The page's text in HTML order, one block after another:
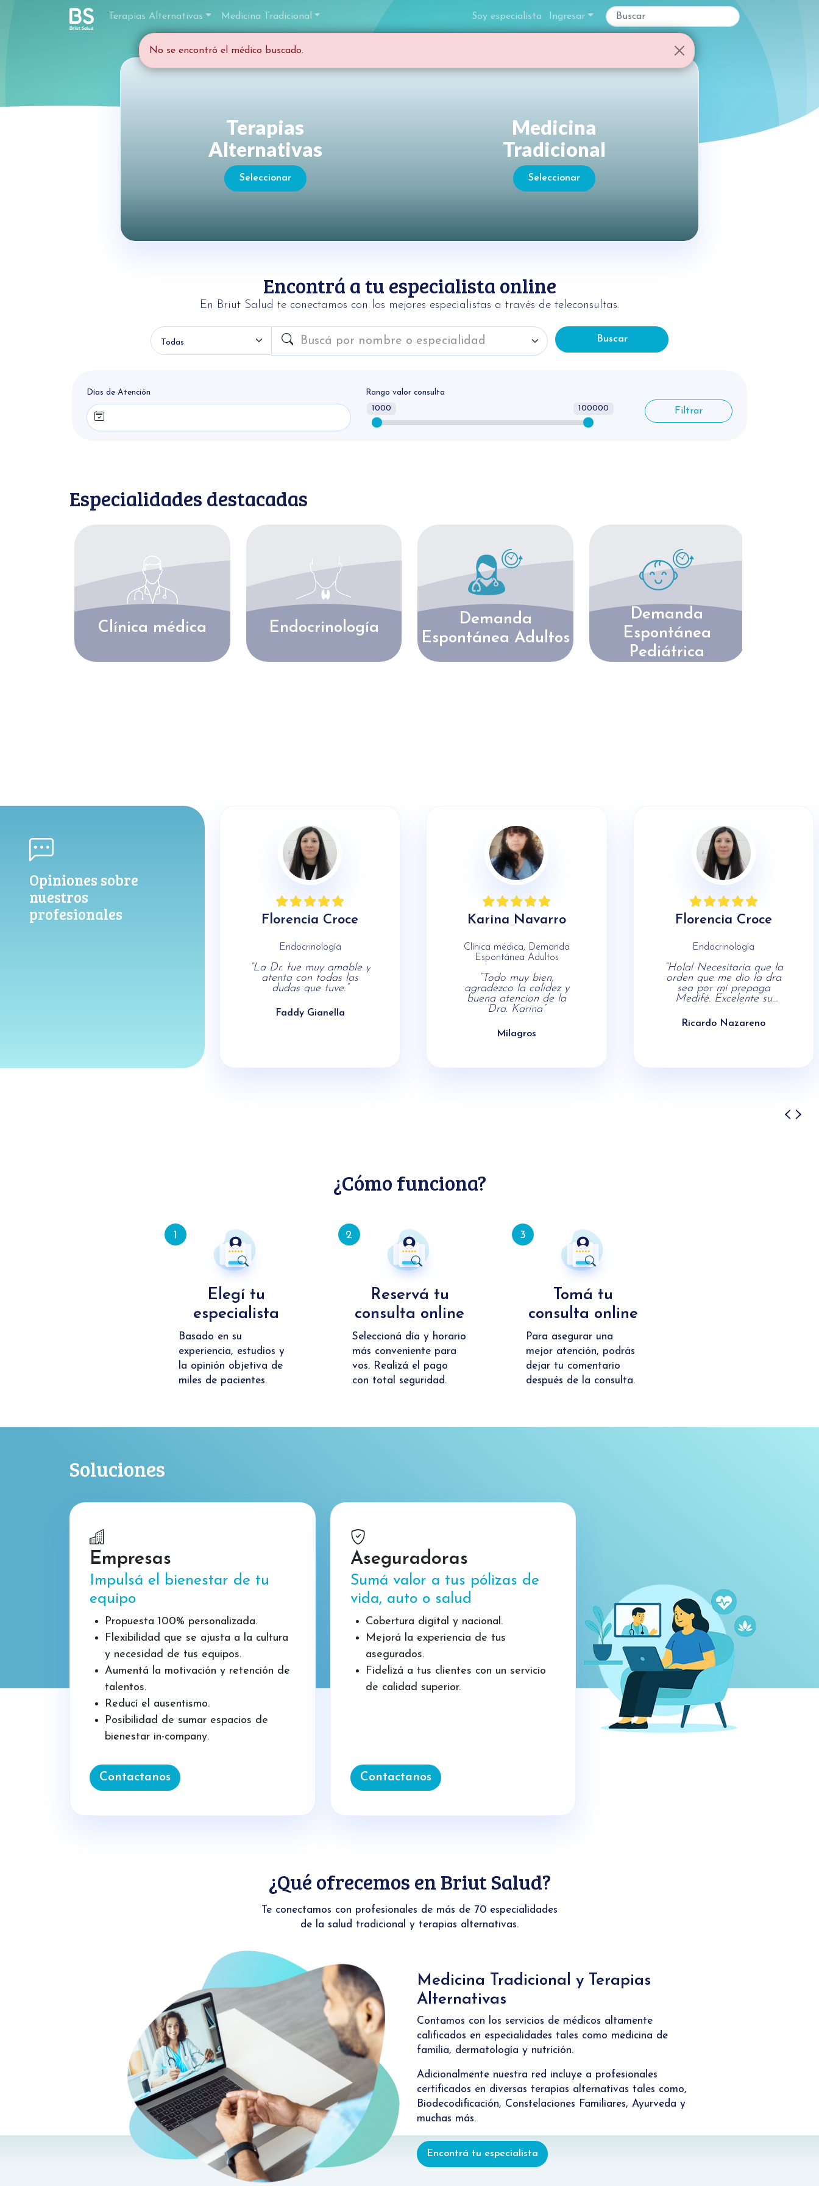
Terapias Alternativas Medicina Tradicional Soy especialista Ingresar
No se encontró el médico buscado.
Terapias
Alternativas
Seleccionar
Medicina
Tradicional
Seleccionar
Encontrá atu especialista online
En Briut Salud te conectamos con los mejores especialistas a través de teleconsultas.
Tipo de Medicina Nombre
Buscá por nombre o especialidad Buscar
Días de Atención Rango valor consulta
1000 100000 Filtrar
Especialidades destacadas
Clínica médica Endocrinología
Demanda
Espontánea Adultos
Demanda
Espontánea
Pediátrica
Opiniones sobre
nuestros
profesionales
Florencia Croce
Endocrinología
“La Dr. fue muy amable y
atenta con todas las
dudas que tuve.”
Faddy Gianella
Karina Navarro
Clínica médica, Demanda
Espontánea Adultos
“Todo muy bien,
agradezco la calidez y
buena atencion de la
Dra. Karina”
Milagros
Florencia Croce
Endocrinología
“Hola! Necesitaria que la
orden que me dio la dra
sea por mi prepaga
Medifé. Excelente su
Ricardo Nazareno
‹›
¿Cómo funciona?
1
Elegí tu
especialista
Basado en su
experiencia, estudios y
la opinión objetiva de
miles de pacientes.
2
Reservá tu
consulta online
Seleccioná día y horario
más conveniente para
vos. Realizá el pago
con total seguridad.
3
Tomá tu
consulta online
Para asegurar una
mejor atención, podrás
dejar tu comentario
después de la consulta.
Soluciones
Empresas
Impulsá el bienestar de tu
equipo
Propuesta 100% personalizada.
Flexibilidad que se ajusta a la cultura
y necesidad de tus equipos.
Aumentá la motivación y retención de
talentos.
Reducí el ausentismo.
Posibilidad de sumar espacios de
bienestar in-company.
Contactanos
Aseguradoras
Sumá valor a tus pólizas de
vida, auto o salud
Cobertura digital y nacional.
Mejorá la experiencia de tus
asegurados.
Fidelizá a tus clientes con un servicio
de calidad superior.
Contactanos
¿Qué ofrecemos en Briut Salud?
Te conectamos con profesionales de más de 70 especialidades
de la salud tradicional y terapias alternativas.
Medicina Tradicional y Terapias
Alternativas
Contamos con los servicios de médicos altamente
calificados en especialidades tales como medicina de
familia, dermatología y nutrición.
Adicionalmente nuestra red incluye a profesionales
certificados en diversas terapias alternativas tales como,
Biodecodificación, Constelaciones Familiares, Ayurveda y
muchas más.
Encontrá tu especialista